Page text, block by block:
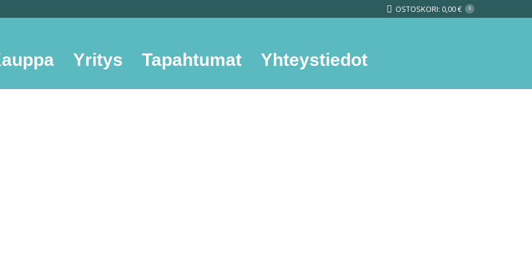
OSTOSKORI: 0,00€ 0
Yritys Tapahtumat Yhteystiedot